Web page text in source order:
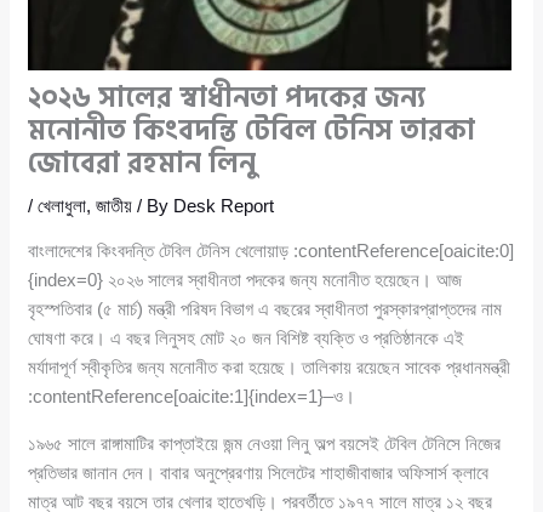
২০২৬ সালের স্বাধীনতা পদকের জন্য
মনোনীত কিংবদন্তি টেবিল টেনিস তারকা
জোবেরা রহমান লিনু
/খেলাধুলা,জাতীয় / By Desk Report
বাংলাদেশের কিংবদন্তি টেবিল টেনিস খেলোয়াড় :contentReference[oaicite:0]
{index=0} ২০২৬ সালের স্বাধীনতা পদকের জন্য মনোনীত হয়েছেন। আজ
বৃহস্পতিবার (৫ মার্চ) মন্ত্রী পরিষদ বিভাগ এ বছরের স্বাধীনতা পুরস্কারপ্রাপ্তদের নাম
ঘোষণা করে। এ বছর লিনুসহ মোট ২০ জন বিশিষ্ট ব্যক্তি ও প্রতিষ্ঠানকে এই
মর্যাদাপূর্ণ স্বীকৃতির জন্য মনোনীত করা হয়েছে। তালিকায় রয়েছেন সাবেক প্রধানমন্ত্রী
:contentReference[oaicite:1]{index=1}–ও।
১৯৬৫ সালে রাঙ্গামাটির কাপ্তাইয়ে জন্ম নেওয়া লিনু অল্প বয়সেই টেবিল টেনিসে নিজের
প্রতিভার জানান দেন। বাবার অনুপ্রেরণায় সিলেটের শাহাজীবাজার অফিসার্স ক্লাবে
মাত্র আট বছর বয়সে তার খেলার হাতেখড়ি। পরবর্তীতে ১৯৭৭ সালে মাত্র ১২ বছর